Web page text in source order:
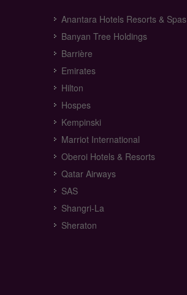
Anantara Hotels Resorts & Spas
Banyan Tree Holdings
Barrière
Emirates
Hilton
Hospes
Kempinski
Marriot International
Oberoi Hotels & Resorts
Qatar Airways
SAS
Shangri-La
Sheraton